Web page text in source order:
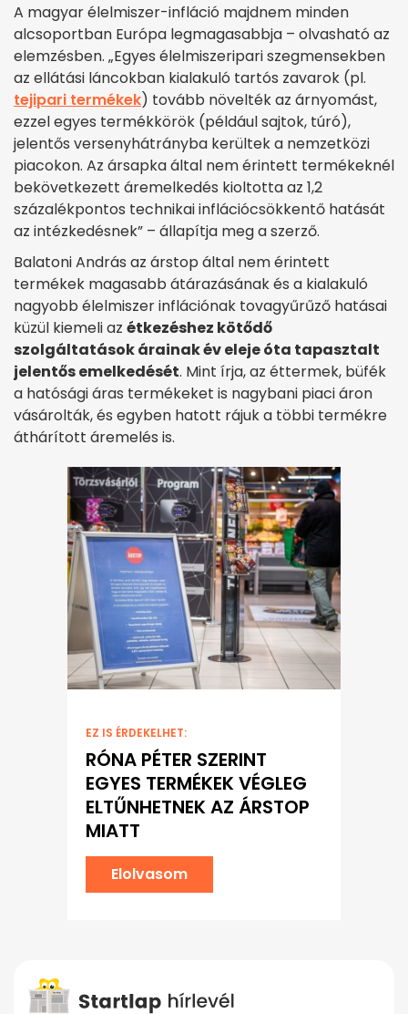
A magyar élelmiszer-infláció majdnem minden
alcsoportban Európa legmagasabbja – olvasható az
elemzésben. „Egyes élelmiszeripari szegmensekben
az ellátási láncokban kialakuló tartós zavarok (pl.
tejipari termékek) tovább növelték az árnyomást,
ezzel egyes termékkörök (például sajtok, túró),
jelentős versenyhátrányba kerültek a nemzetközi
piacokon. Az ársapka által nem érintett termékeknél
bekövetkezett áremelkedés kioltotta az 1,2
százalékpontos technikai inflációcsökkentő hatását
az intézkedésnek” – állapítja meg a szerző.
Balatoni András az árstop által nem érintett
termékek magasabb átárazásának és a kialakuló
nagyobb élelmiszer inflációnak tovagyűrűző hatásai
küzül kiemeli az étkezéshez kötődő
szolgáltatások árainak év eleje óta tapasztalt
jelentős emelkedését. Mint írja, az éttermek, büfék
a hatósági áras termékeket is nagybani piaci áron
vásárolták, és egyben hatott rájuk a többi termékre
áthárított áremelés is.
EZ IS ÉRDEKELHET:
RÓNA PÉTER SZERINT
EGYES TERMÉKEK VÉGLEG
ELTŰNHETNEK AZ ÁRSTOP
MIATT
Elolvasom